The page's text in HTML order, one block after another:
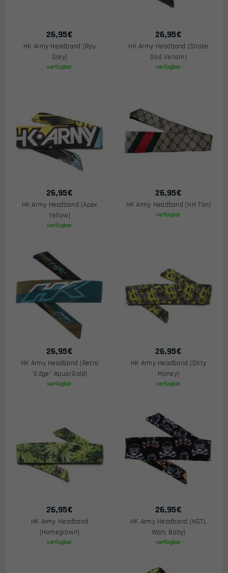
26,95€
HK Army Headband (Ryu
Grey)
verfügbar
26,95€
HK Army Headband (Snake
God Venom)
verfügbar
26,95€
HK Army Headband (Apex
Yellow)
verfügbar
26,95€
HK Army Headband (HH Tan)
verfügbar
26,95€
HK Army Headband (Retro
"Edge" Aqua/Gold)
verfügbar
26,95€
HK Army Headband (Dirty
Money)
verfügbar
26,95€
HK Army Headband
(Homegrown)
verfügbar
26,95€
HK Army Headband (HSTL
Wars Baby)
verfügbar